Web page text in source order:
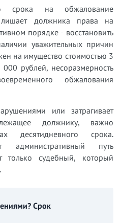
срока на обжалование
лишает должника права на
порядке - восстановить
уважительных причин
на имущество стоимостью 3
рублей, несоразмерность
обжалования
или затрагивает
должнику, важно
десятидневного срока.
административный путь
только судебный, который
Срок